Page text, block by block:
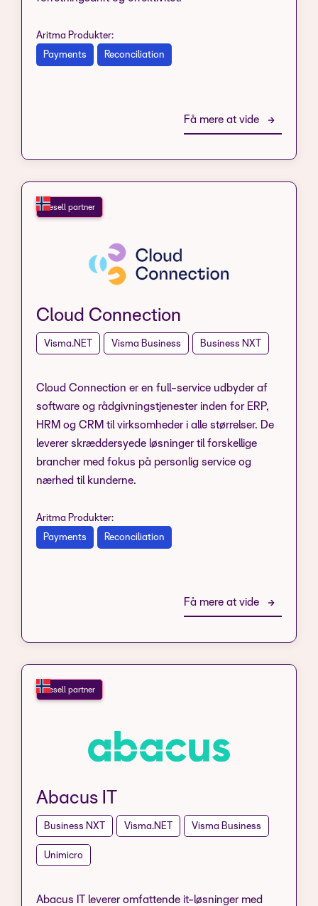
Aritma Produkter:
Payments Reconciliation
Få mere at vide
Resell partner
Cloud Connection
Visma.NET Visma Business Business NXT
Cloud Connection er en full-service udbyder af
software og rådgivningstjenester inden for ERP,
HRM og CRM til virksomheder i alle størrelser. De
leverer skræddersyede løsninger til forskellige
brancher med fokus på personlig service og
nærhed til kunderne.
Aritma Produkter:
Payments Reconciliation
Få mere at vide
Resell partner
Abacus IT
Business NXT Visma.NET Visma Business
Unimicro
Abacus IT leverer omfattende it-løsninger med